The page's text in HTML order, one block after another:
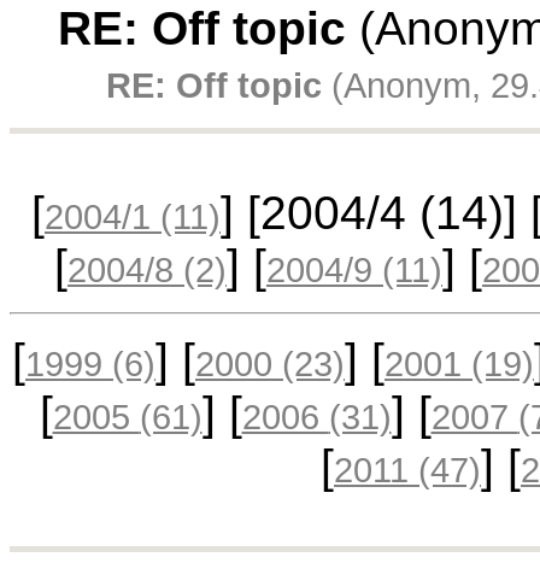
RE: Off topic
RE: Off topic (Anonym,
[2004/1 (11)] [2004/4 (14)]
[2004/8 (2)] [2004/9 (11)] [
[1999 (6)] [2000 (23)] [2001 (19)
[2005 (61)] [2006 (31)] [2007
[2011 (47)] [